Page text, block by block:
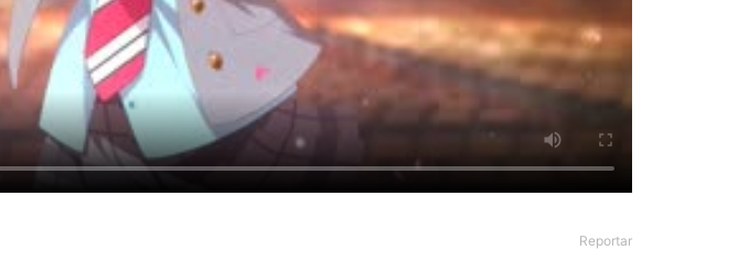
Reportar